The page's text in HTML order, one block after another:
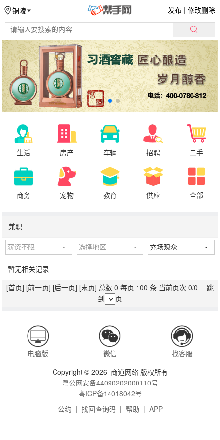
铜陵 发布 |修改删除
生活 房产 车辆 招聘 二手
商务 宠物 教育 供应 全部
兼职
薪资不限 选择地区 充场观众
暂无相关记录
[首页] [前一页] [后一页] [末页] 总数 0 每页 100 条 当前页次 0/0 跳
到
页
电脑版 微信
找客服
Copyright © 2026 商道网络 版权所有
粤公网安备44090202000110号
粤ICP备14018042号
公约 | 找回查询码 | 帮助 | APP